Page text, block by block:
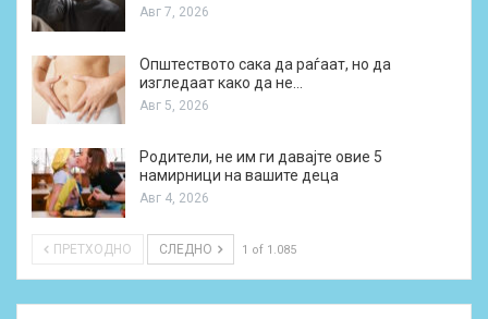
Авг 7, 2026
Општеството сака да раѓаат, но да
изгледаат како да не…
Авг 5, 2026
Родители, не им ги давајте овие 5
намирници на вашите деца
Авг 4, 2026
ПРЕТХОДНО СЛЕДНО 1 of 1.085